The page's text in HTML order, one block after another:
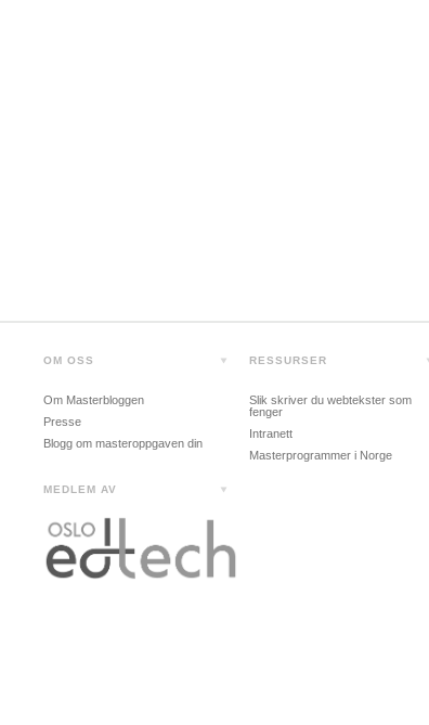
OM OSS
Om Masterbloggen
Presse
Blogg om masteroppgaven din
MEDLEM AV
RESSURSER
Slik skriver du webtekster som
fenger
Intranett
Masterprogrammer i Norge